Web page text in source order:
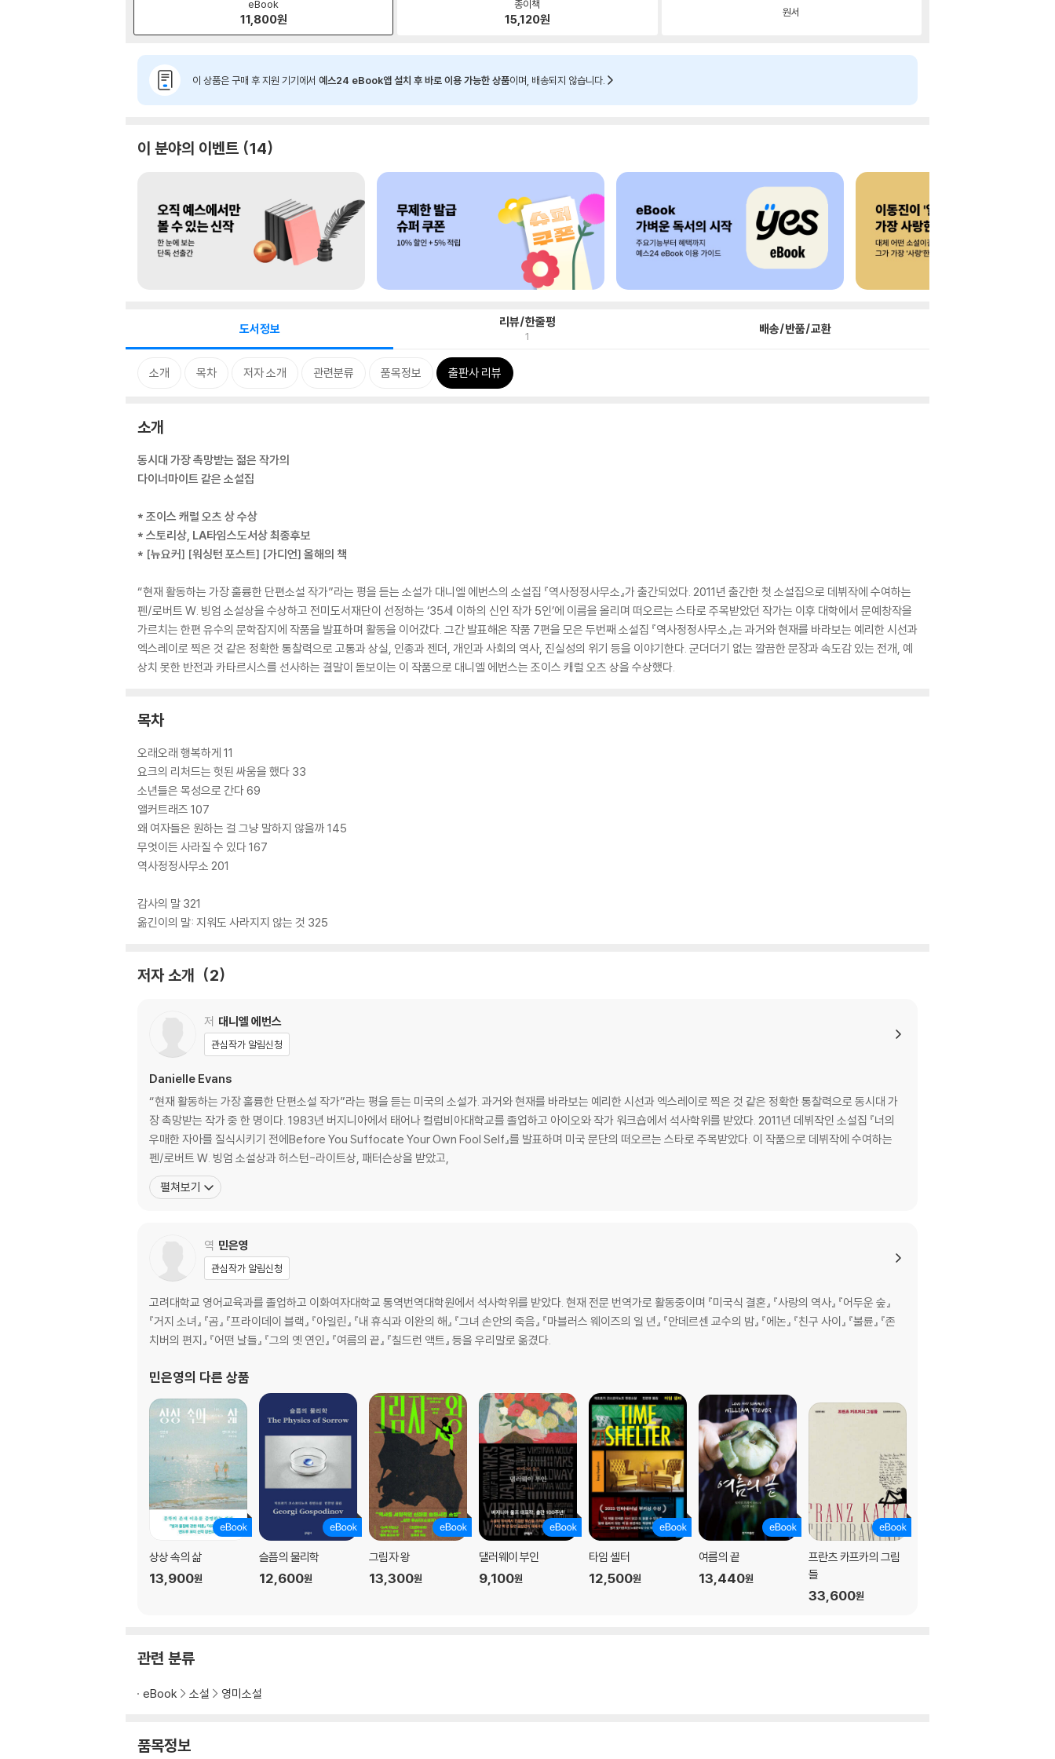
eBook
11,800원
종이책
15,120원 원서
이 상품은 구매 후 지원 기기에서 예스24 eBook앱 설치 후 바로 이용 가능한 상품이며, 배송되지 않습니다.
이 분야의 이벤트 14
도서정보 리뷰/한줄평
1 배송/반품/교환
소개 목차 저자 소개 관련분류 품목정보 출판사 리뷰
소개
동시대 가장 촉망받는 젊은 작가의
다이너마이트 같은 소설집
* 조이스 캐럴 오츠 상 수상
* 스토리상, LA타임스도서상 최종후보
* [뉴요커] [워싱턴 포스트] [가디언] 올해의 책
“현재 활동하는 가장 훌륭한 단편소설 작가”라는 평을 듣는 소설가 대니엘 에번스의 소설집 『역사정정사무소』가 출간되었다. 2011년 출간한 첫 소설집으로 데뷔작에 수여하는
펜/로버트 W. 빙엄 소설상을 수상하고 전미도서재단이 선정하는 ‘35세 이하의 신인 작가 5인’에 이름을 올리며 떠오르는 스타로 주목받았던 작가는 이후 대학에서 문예창작을
가르치는 한편 유수의 문학잡지에 작품을 발표하며 활동을 이어갔다. 그간 발표해온 작품 7편을 모은 두번째 소설집 『역사정정사무소』는 과거와 현재를 바라보는 예리한 시선과
엑스레이로 찍은 것 같은 정확한 통찰력으로 고통과 상실, 인종과 젠더, 개인과 사회의 역사, 진실성의 위기 등을 이야기한다. 군더더기 없는 깔끔한 문장과 속도감 있는 전개, 예
상치 못한 반전과 카타르시스를 선사하는 결말이 돋보이는 이 작품으로 대니엘 에번스는 조이스 캐럴 오츠 상을 수상했다.
목차
오래오래 행복하게 11
요크의 리처드는 헛된 싸움을 했다 33
소년들은 목성으로 간다 69
앨커트래즈 107
왜 여자들은 원하는 걸 그냥 말하지 않을까 145
무엇이든 사라질 수 있다 167
역사정정사무소 201
감사의 말 321
옮긴이의 말: 지워도 사라지지 않는 것 325
저자 소개 2
저 대니엘 에번스
관심작가 알림신청
Danielle Evans
“현재 활동하는 가장 훌륭한 단편소설 작가”라는 평을 듣는 미국의 소설가. 과거와 현재를 바라보는 예리한 시선과 엑스레이로 찍은 것 같은 정확한 통찰력으로 동시대 가
장 촉망받는 작가 중 한 명이다. 1983년 버지니아에서 태어나 컬럼비아대학교를 졸업하고 아이오와 작가 워크숍에서 석사학위를 받았다. 2011년 데뷔작인 소설집 『너의
우매한 자아를 질식시키기 전에Before You Suffocate Your Own Fool Self』를 발표하며 미국 문단의 떠오르는 스타로 주목받았다. 이 작품으로 데뷔작에 수여하는
펜/로버트 W. 빙엄 소설상과 허스턴-라이트상, 패터슨상을 받았고,
펼쳐보기
역 민은영
관심작가 알림신청
고려대학교 영어교육과를 졸업하고 이화여자대학교 통역번역대학원에서 석사학위를 받았다. 현재 전문 번역가로 활동중이며 『미국식 결혼』 『사랑의 역사』 『어두운 숲』
『거지 소녀』 『곰』 『프라이데이 블랙』 『아일린』 『내 휴식과 이완의 해』 『그녀 손안의 죽음』 『마블러스 웨이즈의 일 년』 『안데르센 교수의 밤』 『에논』 『친구 사이』 『불륜』 『존
치버의 편지』 『어떤 날들』 『그의 옛 연인』 『여름의 끝』 『칠드런 액트』 등을 우리말로 옮겼다.
민은영의 다른 상품
상상 속의 삶
13,900원
슬픔의 물리학
12,600원
그림자 왕
13,300원
댈러웨이 부인
9,100원
타임 셸터
12,500원
여름의 끝
13,440원
프란츠 카프카의 그림
들
33,600원
관련 분류
eBook 소설 영미소설
품목정보